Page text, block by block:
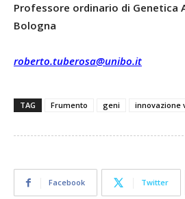
Professore ordinario di Genetica
Bologna
roberto.tuberosa@unibo.it
TAG Frumento geni innovazione
Facebook Twitter